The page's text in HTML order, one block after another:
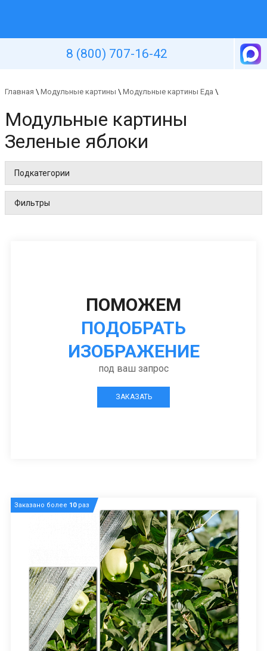
8 (800) 707-16-42
Главная \ Модульные картины \ Модульные картины Еда \
Модульные картины
Зеленые яблоки
Подкатегории
Фильтры
ПОМОЖЕМ
ПОДОБРАТЬ
ИЗОБРАЖЕНИЕ
под ваш запрос
ЗАКАЗАТЬ
Заказано более 10раз